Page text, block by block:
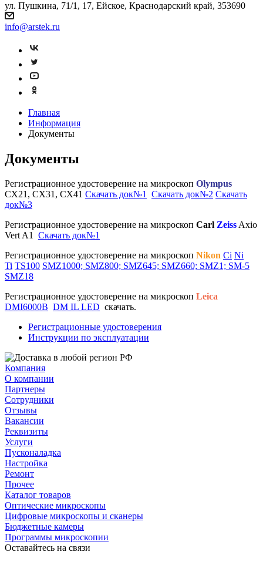
ул. Пушкина, 71/1, 17, Ейское, Краснодарский край, 353690
info@arstek.ru
Главная
Информация
Документы
Документы
Регистрационное удостоверение на микроскоп Olympus
CX21, CX31, CX41 Скачать док№1 Скачать док№2 Скачать
док№3
Регистрационное удостоверение на микроскоп Carl Zeiss Axio
Vert A1 Скачать док№1
Регистрационное удостоверение на микроскоп Nikon Ci Ni
Ti TS100 SMZ1000; SMZ800; SMZ645; SMZ660; SMZ1; SM-5
SMZ18
Регистрационное удостоверение на микроскоп Leica
DMI6000B DM IL LED cкачать.
Регистрационные удостоверения
Инструкции по эксплуатации
Компания
О компании
Партнеры
Сотрудники
Отзывы
Вакансии
Реквизиты
Услуги
Пусконаладка
Настройка
Ремонт
Прочее
Каталог товаров
Оптические микроскопы
Цифровые микроскопы и сканеры
Бюджетные камеры
Программы микроскопии
Оставайтесь на связи